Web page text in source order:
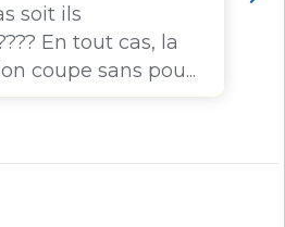
soit ils
En tout cas, la
coupe sans pou...